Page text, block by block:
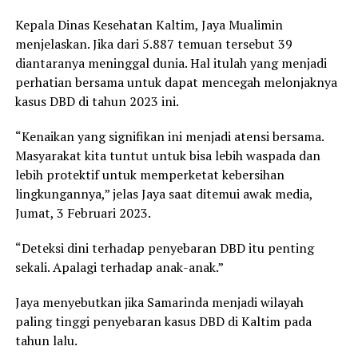
Kepala Dinas Kesehatan Kaltim, Jaya Mualimin
menjelaskan. Jika dari 5.887 temuan tersebut 39
diantaranya meninggal dunia. Hal itulah yang menjadi
perhatian bersama untuk dapat mencegah melonjaknya
kasus DBD di tahun 2023 ini.
“Kenaikan yang signifikan ini menjadi atensi bersama.
Masyarakat kita tuntut untuk bisa lebih waspada dan
lebih protektif untuk memperketat kebersihan
lingkungannya,” jelas Jaya saat ditemui awak media,
Jumat, 3 Februari 2023.
“Deteksi dini terhadap penyebaran DBD itu penting
sekali. Apalagi terhadap anak-anak.”
Jaya menyebutkan jika Samarinda menjadi wilayah
paling tinggi penyebaran kasus DBD di Kaltim pada
tahun lalu.